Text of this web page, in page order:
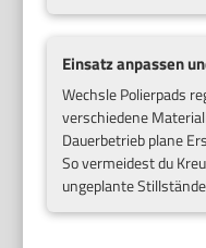
Einsatz anpassen
Wechsle Polierpads
verschiedene
Dauerbetrieb plane
So vermeidest du
ungeplante